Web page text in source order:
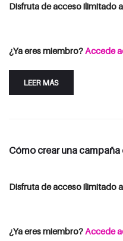
Disfruta de acceso ilimitado
¿Ya eres miembro?Accede
LEER MÁS
Cómo crear una
Disfruta de acceso ilimitado
¿Ya eres miembro?Accede